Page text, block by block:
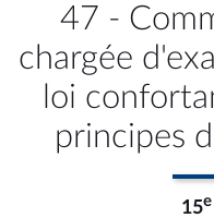
47 -
chargée
loi
principes
15e